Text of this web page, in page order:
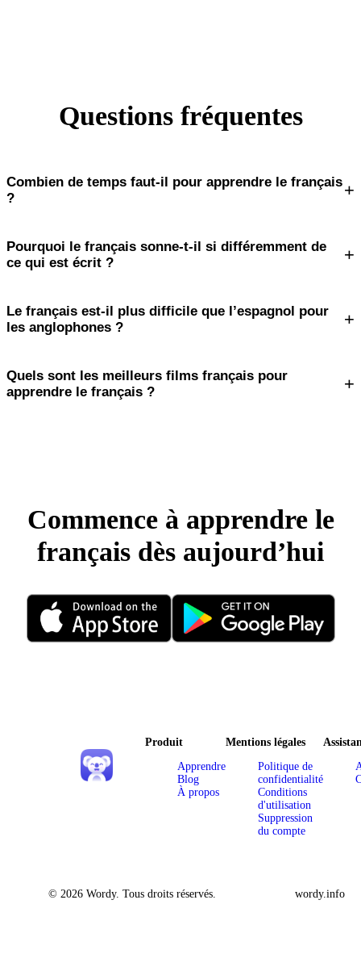
Questions fréquentes
Combien de temps faut-il pour apprendre le français
?
+
Pourquoi le français sonne-t-il si différemment de
ce qui est écrit ?
+
Le français est-il plus difficile que l’espagnol pour
les anglophones ?
+
Quels sont les meilleurs films français pour
apprendre le français ?
+
Commence à apprendre le
français dès aujourd’hui
Produit
Apprendre
Blog
À propos
Mentions légales
Politique de
confidentialité
Conditions
d'utilisation
Suppression
du compte
© 2026 Wordy. Tous droits réservés. wordy.info